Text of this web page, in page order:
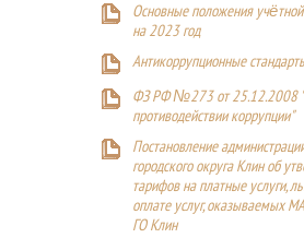
Основные положения
на 2023 год
Антикоррупционные
ФЗ РФ №273 от 25.12.2008
противодействии коррупции"
Постановление
городского округа Клин об
тарифов на платные услуги,
оплате услуг, оказываемых
ГО Клин